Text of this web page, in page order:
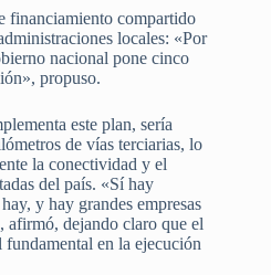
financiamiento compartido
locales: «Por
nacional pone cinco
propuso.
este plan, sería
de vías terciarias, lo
la conectividad y el
del país. «Sí hay
y hay grandes empresas
afirmó, dejando claro que el
fundamental en la ejecución